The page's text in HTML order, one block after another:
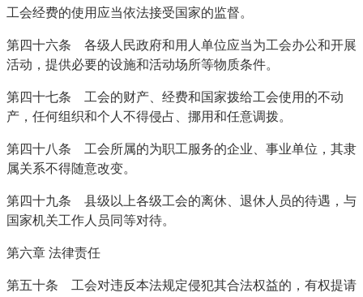
工会经费的使用应当依法接受国家的监督。
第四十六条 各级人民政府和用人单位应当为工会办公和开展
活动，提供必要的设施和活动场所等物质条件。
第四十七条 工会的财产、经费和国家拨给工会使用的不动
产，任何组织和个人不得侵占、挪用和任意调拨。
第四十八条 工会所属的为职工服务的企业、事业单位，其隶
属关系不得随意改变。
第四十九条 县级以上各级工会的离休、退休人员的待遇，与
国家机关工作人员同等对待。
第六章 法律责任
第五十条 工会对违反本法规定侵犯其合法权益的，有权提请